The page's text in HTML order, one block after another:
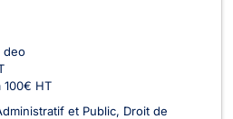
deo
100€ HT
et Public Droit de